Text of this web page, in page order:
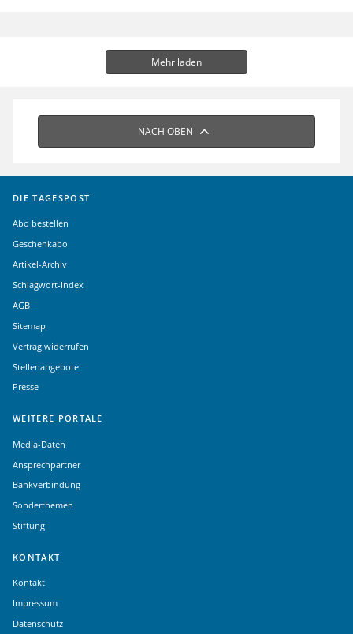
Mehr laden
NACH OBEN
DIE TAGESPOST
Abo bestellen
Geschenkabo
Artikel-Archiv
Schlagwort-Index
AGB
Sitemap
Vertrag widerrufen
Stellenangebote
Presse
WEITERE PORTALE
Media-Daten
Ansprechpartner
Bankverbindung
Sonderthemen
Stiftung
KONTAKT
Kontakt
Impressum
Datenschutz